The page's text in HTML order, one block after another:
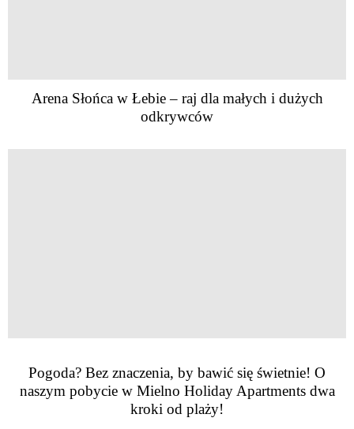
Arena Słońca w Łebie – raj dla małych i dużych
odkrywców
Pogoda? Bez znaczenia, by bawić się świetnie! O
naszym pobycie w Mielno Holiday Apartments dwa
kroki od plaży!